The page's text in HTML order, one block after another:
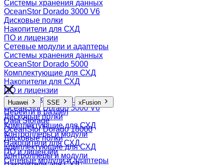
Системы хранения данных
OceanStor Dorado 3000 V6
Дисковые полки
Накопители для СХД
ПО и лицензии
Сетевые модули и адаптеры
Системы хранения данных
OceanStor Dorado 5000
Комплектующие для СХД
Накопители для СХД
ПО и лицензии
Системы хранения данных
OceanStor Dorado 5000 V6
Дисковые полки
Комплектующие для СХД
Контроллеры и модули
Накопители для СХД
ПО и лицензии
Сетевые модули и адаптеры
Huawei SSE xFusion
Перейти в раздел
Data Storage
OceanStor Dorado 18000
Дисковые полки
Комплектующие для СХД
Контроллеры и модули